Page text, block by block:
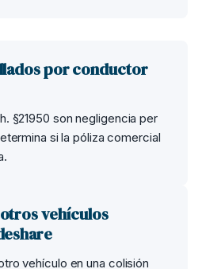
por conductor
§21950 son negligencia per
si la póliza comercial
vehículos
vehículo en una colisión